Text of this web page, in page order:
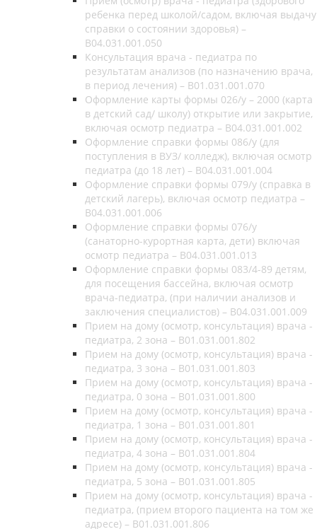
ребенка перед школой/садом, включая выдачу
справки о состоянии здоровья) –
B04.031.001.050
Консультация врача - педиатра по
результатам анализов (по назначению врача,
в период лечения) – B01.031.001.070
Оформление карты формы 026/у – 2000 (карта
в детский сад/ школу) открытие или закрытие,
включая осмотр педиатра – B04.031.001.002
Оформление справки формы 086/у (для
поступления в ВУЗ/ колледж), включая осмотр
педиатра (до 18 лет) – B04.031.001.004
Оформление справки формы 079/у (справка в
детский лагерь), включая осмотр педиатра –
B04.031.001.006
Оформление справки формы 076/у
(санаторно-курортная карта, дети) включая
осмотр педиатра – B04.031.001.013
Оформление справки формы 083/4-89 детям,
для посещения бассейна, включая осмотр
врача-педиатра, (при наличии анализов и
заключения специалистов) – B04.031.001.009
Прием на дому (осмотр, консультация) врача -
педиатра, 2 зона – B01.031.001.802
Прием на дому (осмотр, консультация) врача -
педиатра, 3 зона – B01.031.001.803
Прием на дому (осмотр, консультация) врача -
педиатра, 0 зона – B01.031.001.800
Прием на дому (осмотр, консультация) врача -
педиатра, 1 зона – B01.031.001.801
Прием на дому (осмотр, консультация) врача -
педиатра, 4 зона – B01.031.001.804
Прием на дому (осмотр, консультация) врача -
педиатра, 5 зона – B01.031.001.805
Прием на дому (осмотр, консультация) врача -
педиатра, (прием второго пациента на том же
адресе) – B01.031.001.806